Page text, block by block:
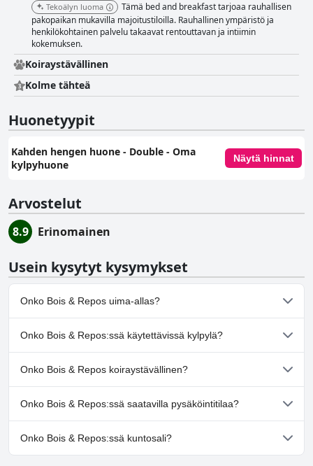
Tekoälyn luoma
Tämä bed and breakfast tarjoaa rauhallisen
pakopaikan mukavilla majoitustiloilla. Rauhallinen ympäristö ja
henkilökohtainen palvelu takaavat rentouttavan ja intiimin
kokemuksen.
Koiraystävällinen
Kolme tähteä
Huonetyypit
Kahden hengen huone - Double - Oma
kylpyhuone
Näytä hinnat
Arvostelut
8.9 Erinomainen
Usein kysytyt kysymykset
Onko Bois & Repos uima-allas?
Ei, Bois & Repos ei ole uima-allasta.
Onko Bois & Repos:ssä käytettävissä kylpylä?
Ei, Bois & Repos ei tarjoa kylpylää.
Onko Bois & Repos koiraystävällinen?
Kyllä, Bois & Repos toivottaa koirat tervetulleiksi.
Onko Bois & Repos:ssä saatavilla pysäköintitilaa?
Kyllä, Bois & Repos tarjoaa pysäköintimahdollisuuden.
Onko Bois & Repos:ssä kuntosali?